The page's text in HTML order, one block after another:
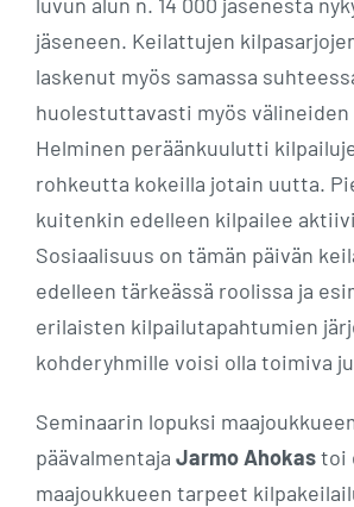
jäseneen. Keilattujen
laskenut myös samassa
huolestuttavasti myös välineiden
Helminen peräänkuulutti
rohkeutta kokeilla jotain uutta.
kuitenkin edelleen kilpailee
Sosiaalisuus on tämän päivän
edelleen tärkeässä roolissa ja
erilaisten kilpailutapahtumien
kohderyhmille voisi olla toimiva
Seminaarin lopuksi
päävalmentaja Jarmo Ahokastoi
maajoukkueen tarpeet